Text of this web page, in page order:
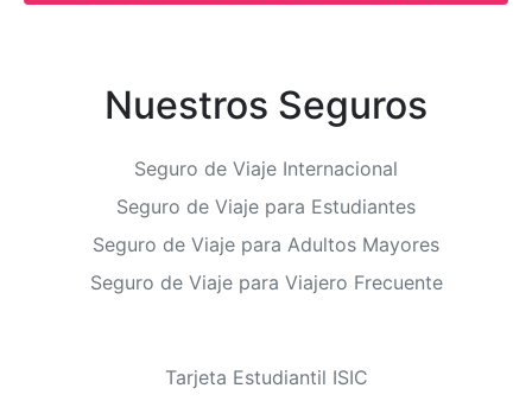
Nuestros Seguros
Seguro de Viaje Internacional
Seguro de Viaje para Estudiantes
Seguro de Viaje para Adultos Mayores
Seguro de Viaje para Viajero Frecuente
Tarjeta Estudiantil ISIC